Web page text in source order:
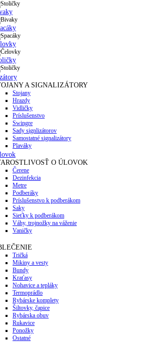
A SIGNALIZÁTORY
Stojany
Hrazdy
Vidličky
Príslušenstvo
Swingre
Sady signlizátorov
Samostatné signalizátory
Plaváky
O ÚLOVOK
Čerene
Dezinfekcia
Metre
Podberáky
Príslušenstvo k podberákom
Saky
Sieťky k podberákom
Váhy, trojnožky na váženie
Vaničky
Tričká
Mikiny a vesty
Bundy
Kraťasy
Nohavice a tepláky
Termoprádlo
Rybárske komplety
Šiltovky, čapice
Rybárska obuv
Rukavice
Ponožky
Ostatné